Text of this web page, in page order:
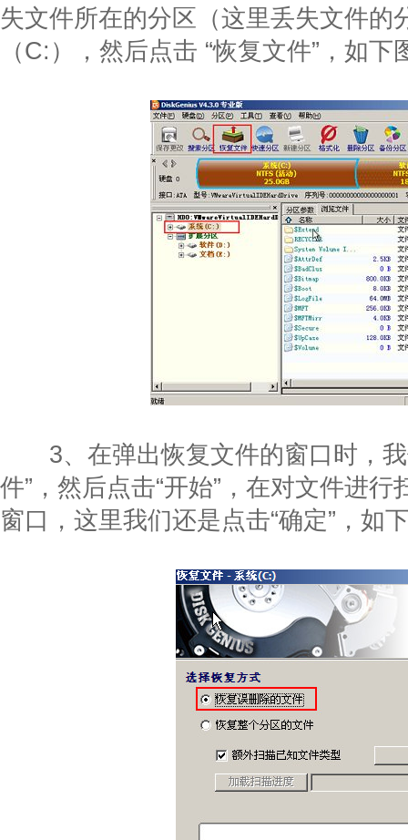
失文件所在的分区（这里丢失文件的
（C:），然后点击 “恢复文件”，如下
3、在弹出恢复文件的窗口时，我
件”，然后点击“开始”，在对文件进
窗口，这里我们还是点击“确定”，如